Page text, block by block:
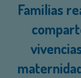
Familias